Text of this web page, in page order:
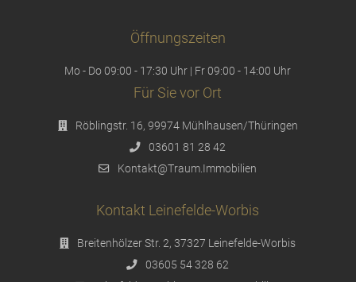
Öffnungszeiten
Mo - Do 09:00 - 17:30 Uhr | Fr 09:00 - 14:00 Uhr
Für Sie vor Ort
Röblingstr. 16, 99974 Mühlhausen/Thüringen
03601 81 28 42
Kontakt@Traum.Immobilien
Kontakt Leinefelde-Worbis
Breitenhölzer Str. 2, 37327 Leinefelde-Worbis
03605 54 328 62